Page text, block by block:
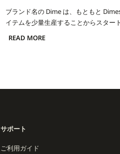
ブランド名の Dime は、もともと
イテムを少量生産することからスター
ています。
さらに Vans や New Balance などグ
ンの交差点において確固たる地位を築
READ MORE
サポート
ご利用ガイド